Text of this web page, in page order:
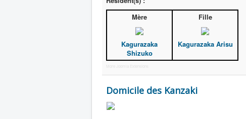
Mère
Kagurazaka
Shizuko
Fille
Kagurazaka Arisu
More Joomla Extensions
Domicile des Kanzaki